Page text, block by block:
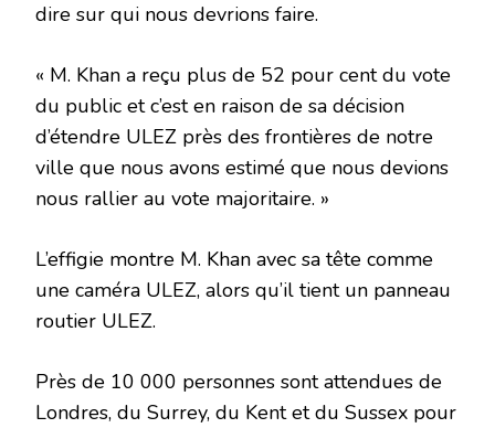
dire sur qui nous devrions faire.
« M. Khan a reçu plus de 52 pour cent du vote
du public et c’est en raison de sa décision
d’étendre ULEZ près des frontières de notre
ville que nous avons estimé que nous devions
nous rallier au vote majoritaire. »
L’effigie montre M. Khan avec sa tête comme
une caméra ULEZ, alors qu’il tient un panneau
routier ULEZ.
Près de 10 000 personnes sont attendues de
Londres, du Surrey, du Kent et du Sussex pour